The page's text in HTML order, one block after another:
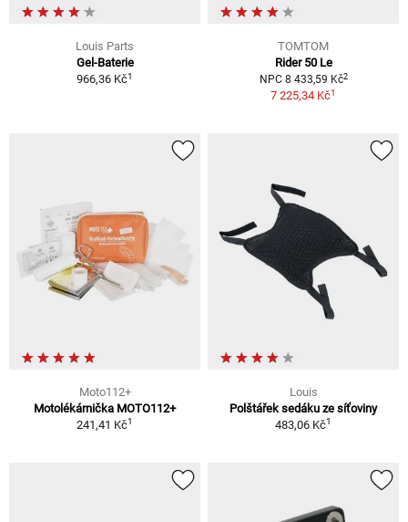
Louis Parts
Gel-Baterie
966,36 Kč1
TOMTOM
Rider 50 Le
NPC 8 433,59 Kč2
7 225,34 Kč1
Moto112+
Motolékárnička MOTO112+
241,41 Kč1
Louis
Polštářek sedáku ze síťoviny
483,06 Kč1